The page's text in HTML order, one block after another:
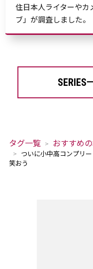
住日本人ライターやカ
ブ」が調査しました。
SERIES
タグ一覧 おすすめ
ついに小中高コンプリ
笑おう